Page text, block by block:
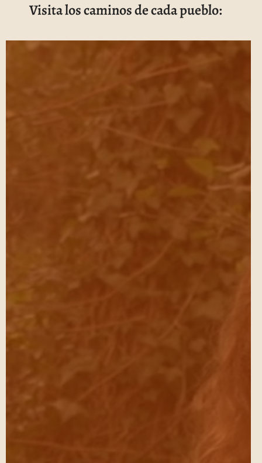
Visita los caminos de cada pueblo: